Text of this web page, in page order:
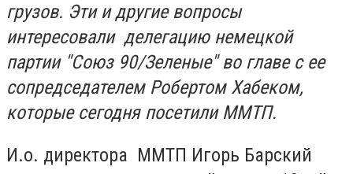
грузов. Эти и другие вопросы
интересовали делегацию немецкой
партии "Союз 90/Зеленые" во главе с ее
сопредседателем Робертом Хабеком,
которые сегодня посетили ММТП.
И.о. директора ММТП Игорь Барский